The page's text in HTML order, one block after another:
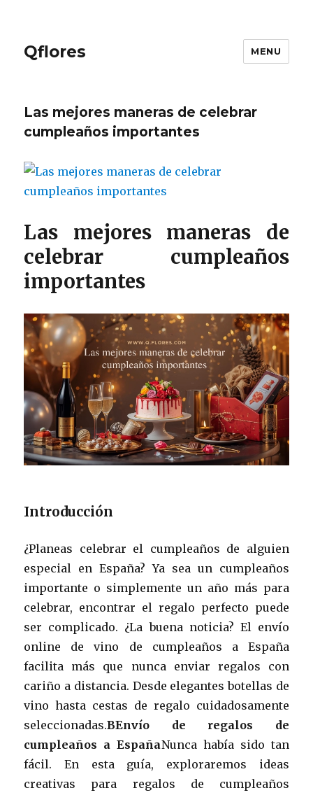
Qflores MENU
Las mejores maneras de celebrar
cumpleaños importantes
Las mejores maneras de
celebrar cumpleaños
importantes
Introducción
¿Planeas celebrar el cumpleaños de alguien
especial en España? Ya sea un cumpleaños
importante o simplemente un año más para
celebrar, encontrar el regalo perfecto puede
ser complicado. ¿La buena noticia? El envío
online de vino de cumpleaños a España
facilita más que nunca enviar regalos con
cariño a distancia. Desde elegantes botellas de
vino hasta cestas de regalo cuidadosamente
seleccionadas.BEnvío de regalos de
cumpleaños a EspañaNunca había sido tan
fácil. En esta guía, exploraremos ideas
creativas para regalos de cumpleaños